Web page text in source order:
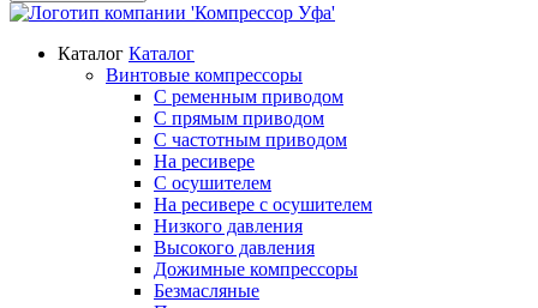
Каталог Каталог
Винтовые компрессоры
С ременным приводом
С прямым приводом
С частотным приводом
На ресивере
С осушителем
На ресивере с осушителем
Низкого давления
Высокого давления
Дожимные компрессоры
Безмасляные